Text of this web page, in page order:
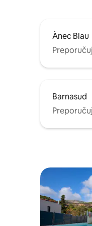
susjeda za
tvoj! Glavna spavaća soba s fantastičnim
pogledom na
pogledom na
Izravan
ulaza, velikog
raspolaganju.
pješačka
sobe s 2
koji se mogu
bračni krevet
beskrajnim
Blagovaonica
Ànec Blau
Barnasud